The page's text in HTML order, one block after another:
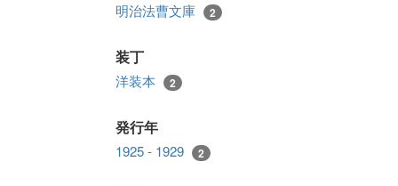
明治法曹文庫 2
装丁
洋装本 2
発行年
1925 - 1929 2